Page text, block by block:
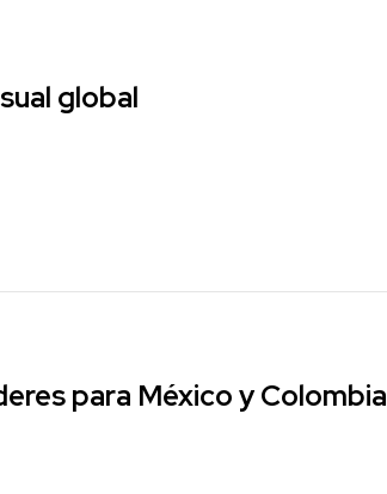
global
para México y Colombia